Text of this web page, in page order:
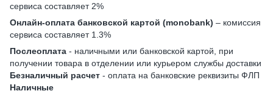
сервиса составляет 2%
Онлайн-оплата банковской картой (monobank) – комиссия
сервиса составляет 1.3%
Послеоплата - наличными или банковской картой, при
получении товара в отделении или курьером службы доставки
Безналичный расчет - оплата на банковские реквизиты ФЛП
Наличные